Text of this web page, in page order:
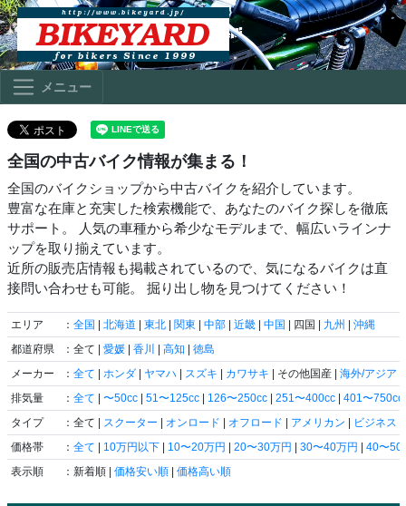
メニュー
全国の中古バイク情報が集まる！
全国のバイクショップから中古バイクを紹介しています。
豊富な在庫と充実した検索機能で、あなたのバイク探しを徹底
サポート。 人気の車種から希少なモデルまで、幅広いラインナ
ップを取り揃えています。
近所の販売店情報も掲載されているので、気になるバイクは直
接問い合わせも可能。 掘り出し物を見つけてください！
エリア ： 全国 | 北海道 | 東北 | 関東 | 中部 | 近畿 | 中国 | 四国 | 九州 | 沖縄
都道府県
：全て | 愛媛 | 香川 | 高知 | 徳島
メーカー
： 全て | ホンダ | ヤマハ | スズキ | カワサキ | その他国産 | 海外/アジア
排気量
： 全て | 〜50cc | 51〜125cc | 126〜250cc | 251〜400cc | 401〜750cc
タイプ
：全て | スクーター | オンロード | オフロード | アメリカン | ビジネス
価格帯
： 全て | 10万円以下 | 10〜20万円 | 20〜30万円 | 30〜40万円 | 40〜50
表示順
：新着順 | 価格安い順 | 価格高い順